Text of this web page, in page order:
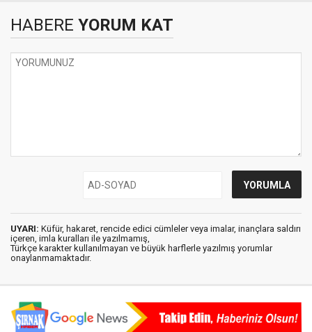
HABERE YORUM KAT
UYARI: Küfür, hakaret, rencide edici cümleler veya imalar, inançlara saldırı
içeren, imla kuralları ile yazılmamış,
Türkçe karakter kullanılmayan ve büyük harflerle yazılmış yorumlar
onaylanmamaktadır.